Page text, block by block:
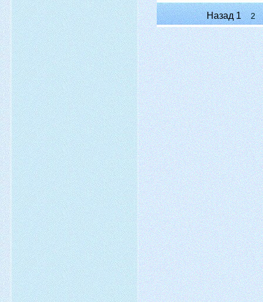
Назад 1 2